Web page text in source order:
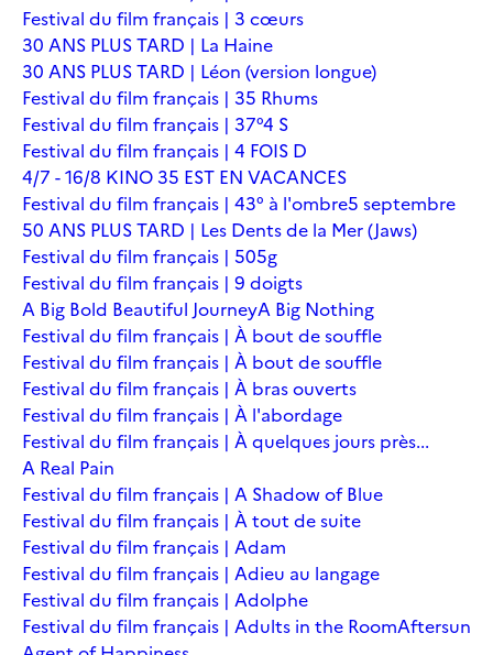
Festival du film français | 3 cœurs
30 ANS PLUS TARD | La Haine
30 ANS PLUS TARD | Léon (version longue)
Festival du film français | 35 Rhums
Festival du film français | 37°4 S
Festival du film français | 4 FOIS D
4/7 - 16/8 KINO 35 EST EN VACANCES
Festival du film français | 43° à l'ombre5 septembre
50 ANS PLUS TARD | Les Dents de la Mer (Jaws)
Festival du film français | 505g
Festival du film français | 9 doigts
A Big Bold Beautiful JourneyA Big Nothing
Festival du film français | À bout de souffle
Festival du film français | À bout de souffle
Festival du film français | À bras ouverts
Festival du film français | À l'abordage
Festival du film français | À quelques jours près...
A Real Pain
Festival du film français | A Shadow of Blue
Festival du film français | À tout de suite
Festival du film français | Adam
Festival du film français | Adieu au langage
Festival du film français | Adolphe
Festival du film français | Adults in the RoomAftersun